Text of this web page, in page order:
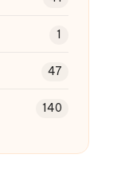
1
47
140